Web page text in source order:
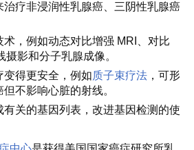
治疗非浸润性乳腺癌、三阴性乳腺癌
，例如动态对比增强 MRI、对比
影和分子乳腺成像。
得更安全，例如质子束疗法 ，可形
不影响心脏的射线。
有关的基因列表，改进基因检测的使